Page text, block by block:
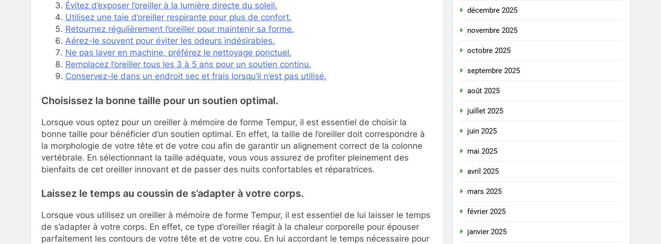
Évitez d’exposer l’oreiller à la lumière directe du soleil.
Utilisez une taie d’oreiller respirante pour plus de confort.
Retournez régulièrement l’oreiller pour maintenir sa forme.
Aérez-le souvent pour éviter les odeurs indésirables.
Ne pas laver en machine, préférez le nettoyage ponctuel.
Remplacez l’oreiller tous les 3 à 5 ans pour un soutien continu.
Conservez-le dans un endroit sec et frais lorsqu’il n’est pas utilisé.
Choisissez la bonne taille pour un soutien optimal.
Lorsque vous optez pour un oreiller à mémoire de forme Tempur, il est essentiel de choisir la
bonne taille pour bénéficier d’un soutien optimal. En effet, la taille de l’oreiller doit correspondre à
la morphologie de votre tête et de votre cou afin de garantir un alignement correct de la colonne
vertébrale. En sélectionnant la taille adéquate, vous vous assurez de profiter pleinement des
bienfaits de cet oreiller innovant et de passer des nuits confortables et réparatrices.
Laissez le temps au coussin de s’adapter à votre corps.
Lorsque vous utilisez un oreiller à mémoire de forme Tempur, il est essentiel de lui laisser le temps
de s’adapter à votre corps. En effet, ce type d’oreiller réagit à la chaleur corporelle pour épouser
parfaitement les contours de votre tête et de votre cou. En lui accordant le temps nécessaire pour
décembre 2025
novembre 2025
octobre 2025
septembre 2025
août 2025
juillet 2025
juin 2025
mai 2025
avril 2025
mars 2025
février 2025
janvier 2025